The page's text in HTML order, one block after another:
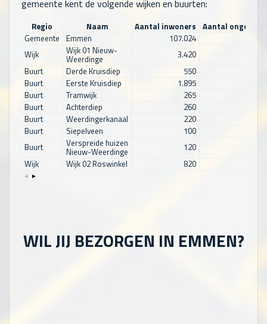
gemeente kent de volgende wijken en buurten:
Regio Naam Aantal inwoners Aantal
Gemeente Emmen 107.024
Wijk
Wijk 01 Nieuw-
Weerdinge 3.420
Buurt
Derde Kruisdiep 550
Buurt
Eerste Kruisdiep 1.895
Buurt
Tramwijk 265
Buurt
Achterdiep 260
Buurt
Weerdingerkanaal 220
Buurt
Siepelveen 100
Buurt
Verspreide huizen
Nieuw-Weerdinge 120
Wijk
Wijk 02 Roswinkel 820
WIL JIJ BEZORGEN IN EMMEN?